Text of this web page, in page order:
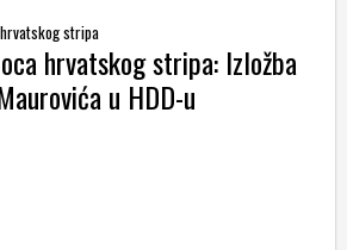
stripa
hrvatskog stripa: Izložba
u HDD-u